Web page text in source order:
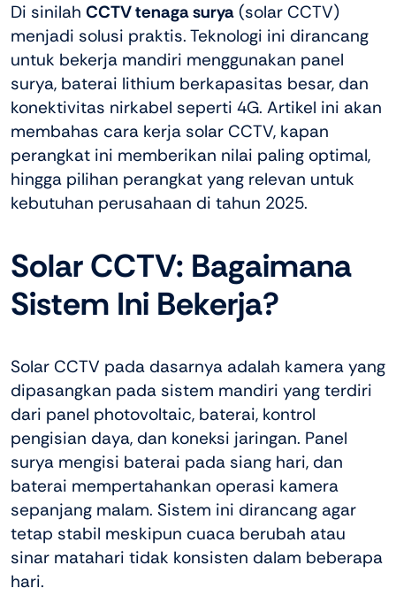
Di sinilah CCTV tenaga surya (solar CCTV)
menjadi solusi praktis. Teknologi ini dirancang
untuk bekerja mandiri menggunakan panel
surya, baterai lithium berkapasitas besar, dan
konektivitas nirkabel seperti 4G. Artikel ini akan
membahas cara kerja solar CCTV, kapan
perangkat ini memberikan nilai paling optimal,
hingga pilihan perangkat yang relevan untuk
kebutuhan perusahaan di tahun 2025.
Solar CCTV: Bagaimana
Sistem Ini Bekerja?
Solar CCTV pada dasarnya adalah kamera yang
dipasangkan pada sistem mandiri yang terdiri
dari panel photovoltaic, baterai, kontrol
pengisian daya, dan koneksi jaringan. Panel
surya mengisi baterai pada siang hari, dan
baterai mempertahankan operasi kamera
sepanjang malam. Sistem ini dirancang agar
tetap stabil meskipun cuaca berubah atau
sinar matahari tidak konsisten dalam beberapa
hari.